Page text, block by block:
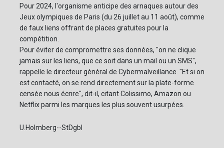
Pour 2024, l'organisme anticipe des arnaques autour des
Jeux olympiques de Paris (du 26 juillet au 11 août), comme
de faux liens offrant de places gratuites pour la
compétition.
Pour éviter de compromettre ses données, "on ne clique
jamais sur les liens, que ce soit dans un mail ou un SMS",
rappelle le directeur général de Cybermalveillance. "Et si on
est contacté, on se rend directement sur la plate-forme
censée nous écrire", dit-il, citant Colissimo, Amazon ou
Netflix parmi les marques les plus souvent usurpées.
U.Holmberg--StDgbl